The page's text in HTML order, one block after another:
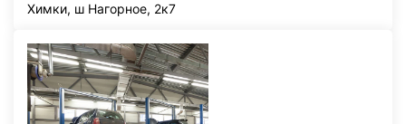
Химки, ш Нагорное, 2к7